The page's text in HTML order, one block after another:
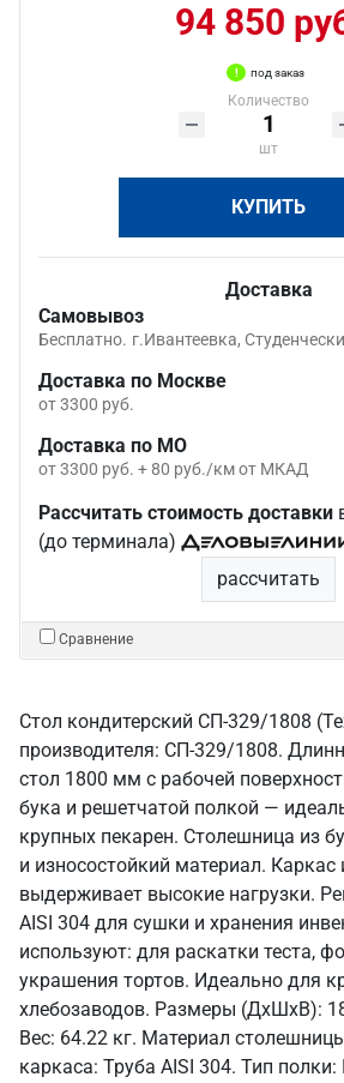
94 850
под заказ
Количество
шт
КУПИТЬ
Доставка
Самовывоз
Бесплатно. г.Ивантеевка,
Доставка по Москве
от 3300 руб.
Доставка по МО
от 3300 руб. + 80 руб./км от МКАД
Рассчитать стоимость доставки
(до терминала)
рассчитать
Сравнение
Стол кондитерский СП-329/1808
производителя: СП-329/1808.
стол 1800 мм с рабочей
бука и решетчатой полкой —
крупных пекарен. Столешница из
и износостойкий материал. Каркас
выдерживает высокие нагрузки.
AISI 304 для сушки и хранения
используют: для раскатки теста,
украшения тортов. Идеально для
хлебозаводов. Размеры (ДхШхВ):
Вес: 64.22 кг. Материал
каркаса: Труба AISI 304. Тип